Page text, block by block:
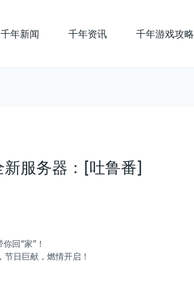
千年新闻 千年资讯 千年游戏攻略
服务器：[吐鲁番]
你回“家”！
日巨献，燃情开启！